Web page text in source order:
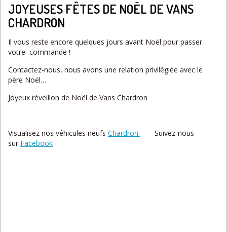
JOYEUSES FÊTES DE NOËL DE VANS
CHARDRON
Il vous reste encore quelques jours avant Noël pour passer
votre commande !
Contactez-nous, nous avons une relation privilégiée avec le
père Noël…
Joyeux réveillon de Noël de Vans Chardron
Visualisez nos véhicules neufs Chardron
Suivez-nous
sur Facebook